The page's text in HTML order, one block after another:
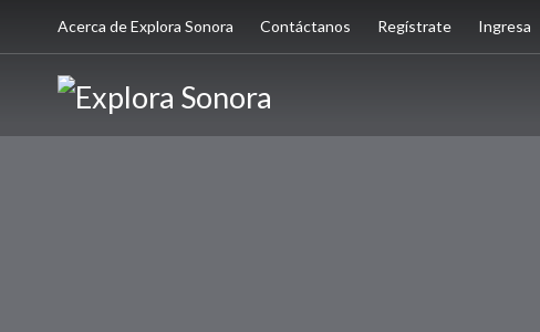
Acerca de Explora Sonora Contáctanos Regístrate Ingresa